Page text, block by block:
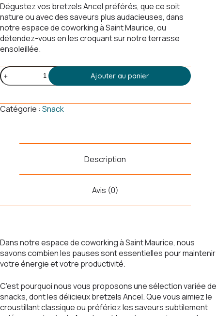
Dégustez vos bretzels Ancel préférés, que ce soit
nature ou avec des saveurs plus audacieuses, dans
notre espace de coworking à Saint Maurice, ou
détendez-vous en les croquant sur notre terrasse
ensoleillée.
quantité
de
de
Bretzels
Ajouter au panier
Catégorie : Snack
Description
Avis (0)
Dans notre espace de coworking à Saint Maurice, nous
savons combien les pauses sont essentielles pour maintenir
votre énergie et votre productivité.
C’est pourquoi nous vous proposons une sélection variée de
snacks, dont les délicieux bretzels Ancel. Que vous aimiez le
croustillant classique ou préfériez les saveurs subtilement